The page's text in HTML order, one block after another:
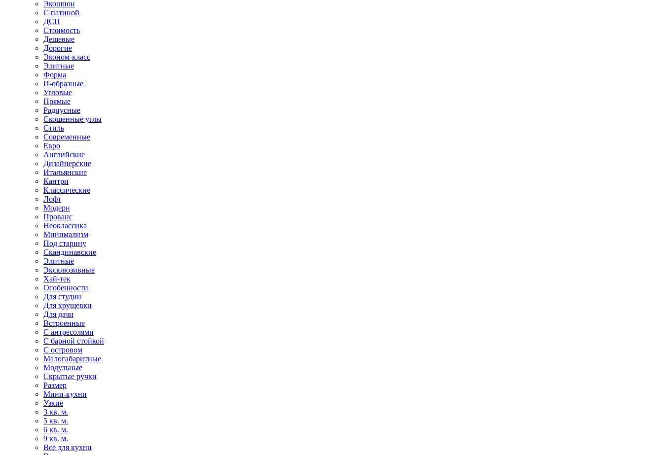
Экошпон
С патиной
ДСП
Стоимость
Дешевые
Дорогие
Эконом-класс
Элитные
Форма
П-образные
Угловые
Прямые
Радиусные
Скошенные углы
Стиль
Современные
Евро
Английские
Дизайнерские
Итальянские
Кантри
Классические
Лофт
Модерн
Прованс
Неоклассика
Минимализм
Под старину
Скандинавские
Элитные
Эксклюзивные
Хай-тек
Особенности
Для студии
Для хрущевки
Для дачи
Встроенные
С антресолями
С барной стойкой
С островом
Малогабаритные
Модульные
Скрытые ручки
Размер
Мини-кухни
Узкие
3 кв. м.
5 кв. м.
6 кв. м.
9 кв. м.
Все для кухни